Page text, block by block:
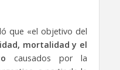
que «el objetivo del
mortalidad y el
causados por la